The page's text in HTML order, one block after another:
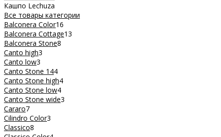
Кашпо Lechuza
Все товары категории
Balconera Color16
Balconera Cottage13
Balconera Stone8
Canto high3
Canto low3
Canto Stone 144
Canto Stone high4
Canto Stone low4
Canto Stone wide3
Cararo7
Cilindro Color3
Classico8